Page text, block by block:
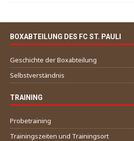
BOXABTEILUNG DES FC ST. PAULI
Geschichte der Boxabteilung
Selbstverständnis
TRAINING
Probetraining
Trainingszeiten und Trainingsort